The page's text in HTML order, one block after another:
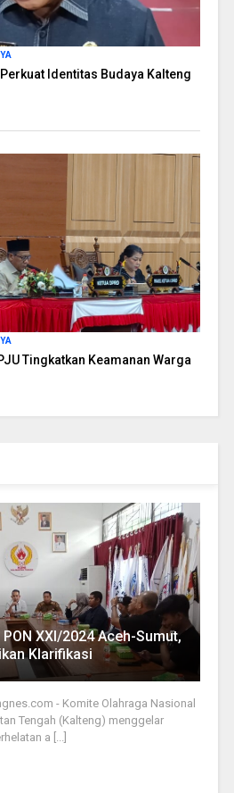
Identitas Budaya Kalteng
Tingkatkan Keamanan Warga
XXI/2024 Aceh-Sumut,
Klarifikasi
- Komite Olahraga Nasional
Tengah (Kalteng) menggelar
a [...]